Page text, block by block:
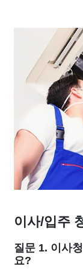
이사/입주
질문 1. 이사
요?